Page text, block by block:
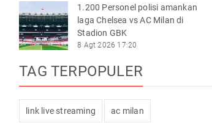
1.200 Personel polisi amankan
laga Chelsea vs AC Milan di
Stadion GBK
8 Agt 2026 17:20
TAG TERPOPULER
link live streaming ac milan